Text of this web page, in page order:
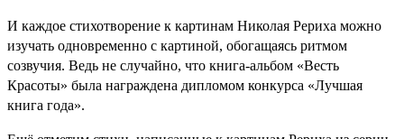
И каждое стихотворение к картинам Николая Рериха можно
изучать одновременно с картиной, обогащаясь ритмом
созвучия. Ведь не случайно, что книга-альбом «Весть
Красоты» была награждена дипломом конкурса «Лучшая
книга года».